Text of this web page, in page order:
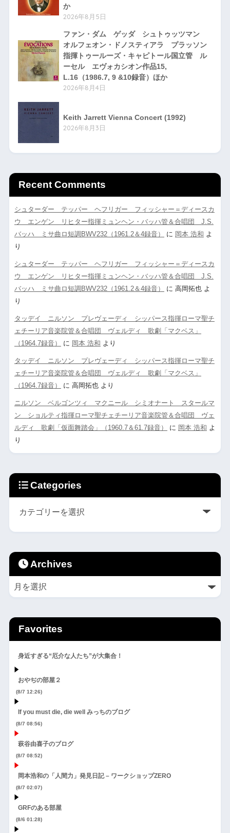
か
2026年8月5日
ファン・ダム ゲッダ シュトゥッツマン
オルフェオン・ドノスティアラ プラッソン
指揮トゥールーズ・キャピトール国立管 ル
ーセル エヴォカシオン作品15,
L.16（1986.7, 9 &10録音）ほか
2026年8月4日
Keith Jarrett Vienna Concert (1992)
2026年8月3日
Recent Comments
シュターダー テッパー ヘフリガー フィッシャー＝ディースカ
ウ エンゲン リヒター指揮ミュンヘン・バッハ管＆合唱団 J.S.
バッハ ミサ曲ロ短調BWV232（1961.2＆4録音）
に 岡本 浩和 よ
り
シュターダー テッパー ヘフリガー フィッシャー＝ディースカ
ウ エンゲン リヒター指揮ミュンヘン・バッハ管＆合唱団 J.S.
バッハ ミサ曲ロ短調BWV232（1961.2＆4録音）
に 高岡拓也よ
り
タッデイ ニルソン プレヴェーディ シッパース指揮ローマ聖チ
ェチーリア音楽院管＆合唱団 ヴェルディ 歌劇「マクベス」
（1964.7録音）
に 岡本 浩和 より
タッデイ ニルソン プレヴェーディ シッパース指揮ローマ聖チ
ェチーリア音楽院管＆合唱団 ヴェルディ 歌劇「マクベス」
（1964.7録音）
に 高岡拓也より
ニルソン ベルゴンツィ マクニール シミオナート スタールマ
ン ショルティ指揮ローマ聖チェチーリア音楽院管＆合唱団 ヴェ
ルディ 歌劇「仮面舞踏会」（1960.7＆61.7録音）
に 岡本 浩和 よ
り
Categories
Archives
Favorites
身近すぎる“厄介な人たち”が大集合！
おやぢの部屋２
(8/7 12:26)
If you must die, die well みっちのブログ
(8/7 08:56)
萩谷由喜子のブログ
(8/7 08:52)
岡本浩和の「人間力」発見日記 – ワークショップZERO
(8/7 02:07)
GRFのある部屋
(8/6 01:28)